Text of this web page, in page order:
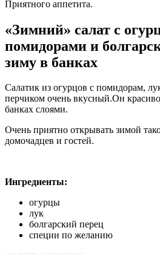
Приятного аппетита.
«Зимний» салат с
помидорами и
зиму в банках
Салатик из огурцов с помидорам,
перчиком очень вкусный.Он
банках слоями.
Очень приятно открывать зимой
домочадцев и гостей.
Ингредиенты:
огурцы
лук
болгарский перец
специи по желанию